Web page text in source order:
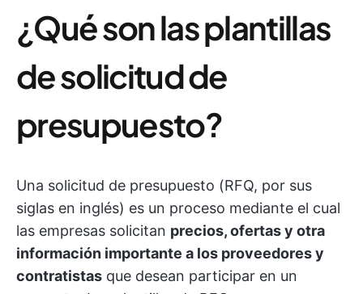
¿Qué son las plantillas
de solicitud de
presupuesto?
Una solicitud de presupuesto (RFQ, por sus
siglas en inglés) es un proceso mediante el cual
las empresas solicitan precios, ofertas y otra
información importante a los proveedores y
contratistas que desean participar en un